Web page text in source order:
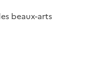
beaux-arts